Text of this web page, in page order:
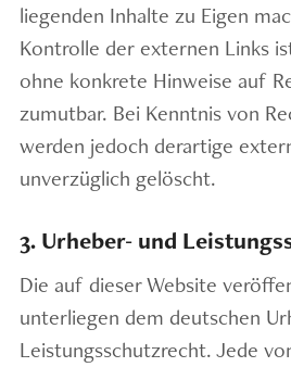
liegenden Inhalte zu Eigen
Kontrolle der externen Links
ohne konkrete Hinweise auf
zumutbar. Bei Kenntnis von
werden jedoch derartige
unverzüglich gelöscht.
3. Urheber- und
Die auf dieser Website
unterliegen dem deutschen
Leistungsschutzrecht. Jede